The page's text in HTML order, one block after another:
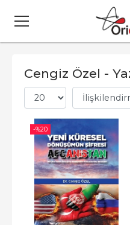
Cengiz Özel -
-%20